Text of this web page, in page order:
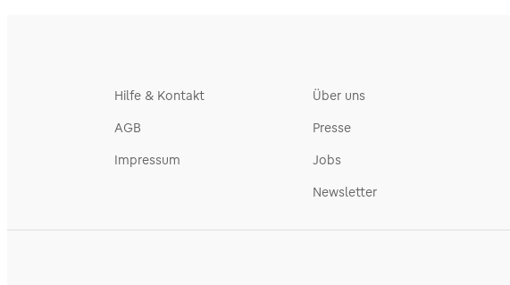
Hilfe & Kontakt
AGB
Impressum
Über uns
Presse
Jobs
Newsletter